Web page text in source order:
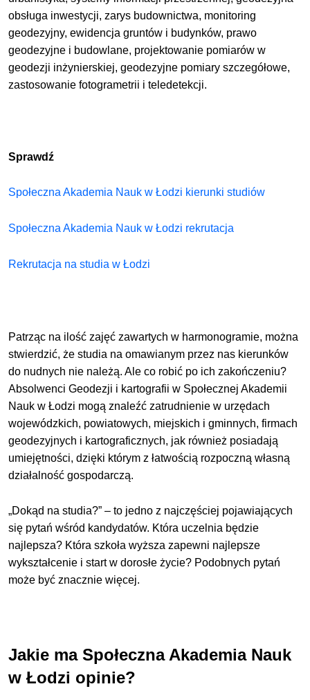
obsługa inwestycji, zarys budownictwa, monitoring
geodezyjny, ewidencja gruntów i budynków, prawo
geodezyjne i budowlane, projektowanie pomiarów w
geodezji inżynierskiej, geodezyjne pomiary szczegółowe,
zastosowanie fotogrametrii i teledetekcji.
Sprawdź
Społeczna Akademia Nauk w Łodzi kierunki studiów
Społeczna Akademia Nauk w Łodzi rekrutacja
Rekrutacja na studia w Łodzi
Patrząc na ilość zajęć zawartych w harmonogramie, można
stwierdzić, że studia na omawianym przez nas kierunków
do nudnych nie należą. Ale co robić po ich zakończeniu?
Absolwenci Geodezji i kartografii w Społecznej Akademii
Nauk w Łodzi mogą znaleźć zatrudnienie w urzędach
wojewódzkich, powiatowych, miejskich i gminnych, firmach
geodezyjnych i kartograficznych, jak również posiadają
umiejętności, dzięki którym z łatwością rozpoczną własną
działalność gospodarczą.
„Dokąd na studia?” – to jedno z najczęściej pojawiających
się pytań wśród kandydatów. Która uczelnia będzie
najlepsza? Która szkoła wyższa zapewni najlepsze
wykształcenie i start w dorosłe życie? Podobnych pytań
może być znacznie więcej.
Jakie ma Społeczna Akademia Nauk
w Łodzi opinie?